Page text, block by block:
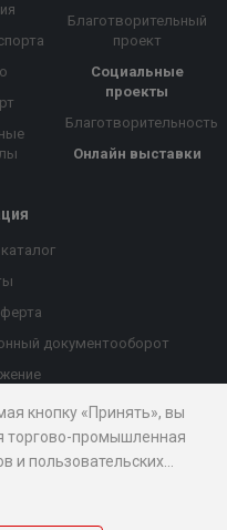
Благотворительный
проект
Социальные
проекты
Благотворительность
Онлайн выставки
документооборот
компанию
кнопку «Принять», вы
торгово-промышленная
и пользовательских